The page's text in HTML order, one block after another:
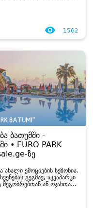
1562
ბათუმში -
• EURO PARK
ზე
ემოციების სეზონია.
გეგმავ, აკვაპარკი
ან ოჯახთან